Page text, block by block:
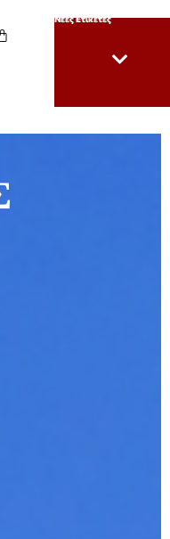
Νέες Ετικέτες